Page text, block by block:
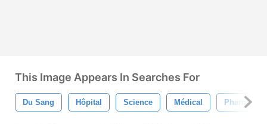
This Image Appears In Searches For
Du Sang Hôpital Science Médical Pharmacie